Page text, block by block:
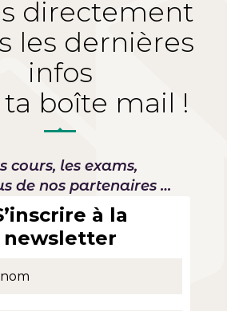
directement
les dernières
infos
boîte mail !
cours, les exams,
de nos partenaires …
à la
newsletter